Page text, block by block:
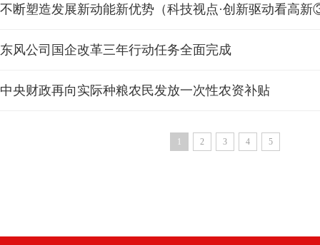
不断塑造发展新动能新优势（科技视点·创新驱动看高
东风公司国企改革三年行动任务全面完成
中央财政再向实际种粮农民发放一次性农资补贴
1 2 3 4 5